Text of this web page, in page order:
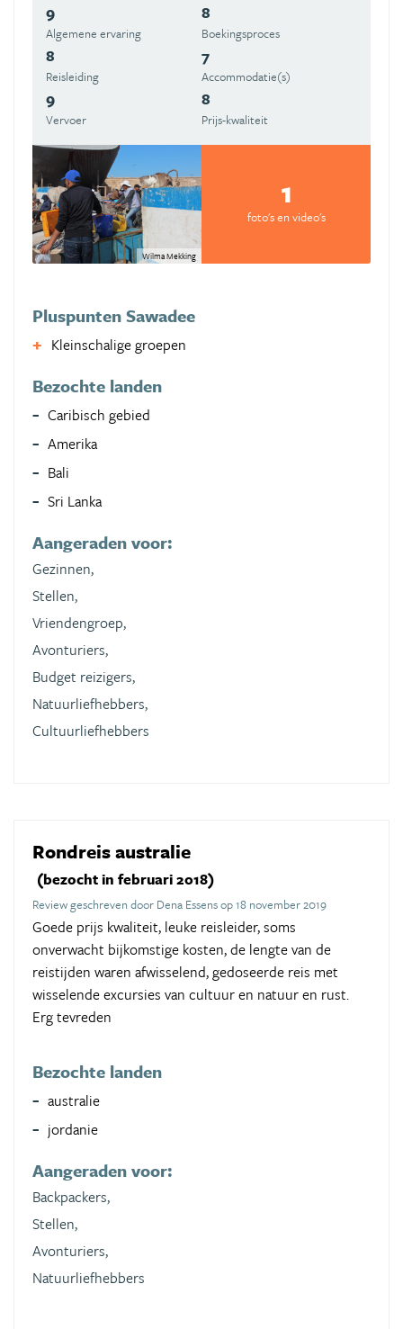
9
Algemene ervaring
8
Boekingsproces
8
Reisleiding
7
Accommodatie(s)
9
Vervoer
8
Prijs-kwaliteit
Wilma Mekking
1
foto's en video's
Pluspunten Sawadee
Kleinschalige groepen
Bezochte landen
Caribisch gebied
Amerika
Bali
Sri Lanka
Aangeraden voor:
Gezinnen,
Stellen,
Vriendengroep,
Avonturiers,
Budget reizigers,
Natuurliefhebbers,
Cultuurliefhebbers
Rondreis australie
(bezocht in februari 2018)
Review geschreven door Dena Essens op 18 november 2019
Goede prijs kwaliteit, leuke reisleider, soms
onverwacht bijkomstige kosten, de lengte van de
reistijden waren afwisselend, gedoseerde reis met
wisselende excursies van cultuur en natuur en rust.
Erg tevreden
Bezochte landen
australie
jordanie
Aangeraden voor:
Backpackers,
Stellen,
Avonturiers,
Natuurliefhebbers